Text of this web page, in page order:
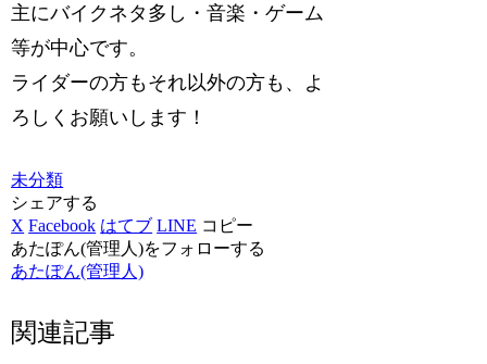
主にバイクネタ多し・音楽・ゲーム
等が中心です。
ライダーの方もそれ以外の方も、よ
ろしくお願いします！
未分類
シェアする
X Facebook はてブ LINE コピー
あたぽん(管理人)をフォローする
あたぽん(管理人)
関連記事